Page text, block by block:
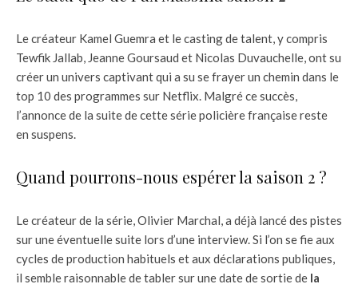
Le créateur Kamel Guemra et le casting de talent, y compris
Tewfik Jallab, Jeanne Goursaud et Nicolas Duvauchelle, ont su
créer un univers captivant qui a su se frayer un chemin dans le
top 10 des programmes sur Netflix. Malgré ce succès,
l’annonce de la suite de cette série policière française reste
en suspens.
Quand pourrons-nous espérer la saison 2 ?
Le créateur de la série, Olivier Marchal, a déjà lancé des pistes
sur une éventuelle suite lors d’une interview. Si l’on se fie aux
cycles de production habituels et aux déclarations publiques,
il semble raisonnable de tabler sur une date de sortie de la